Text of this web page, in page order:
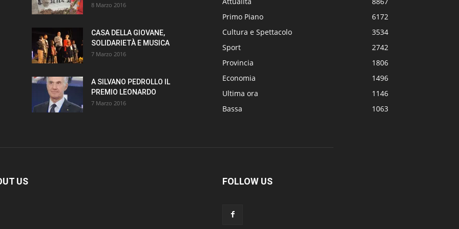
8 Marzo 2016
CASA DELLA GIOVANE,
SOLIDARIETÀ E MUSICA
7 Marzo 2016
A SILVANO PEDROLLO IL
PREMIO LEONARDO
7 Marzo 2016
Primo Piano
6172
Cultura e Spettacolo
3534
Sport
2742
Provincia
1806
Economia
1496
Ultima ora
1146
Bassa
1063
US FOLLOW US